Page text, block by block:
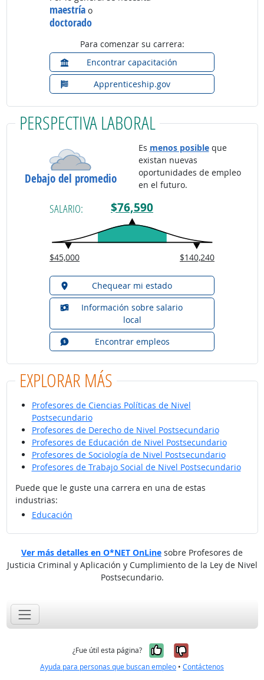
maestría o
doctorado
Para comenzar su carrera:
Encontrar capacitación
Apprenticeship.gov
PERSPECTIVA LABORAL
Debajo del promedio
Es menos posibleque
existan nuevas
oportunidades de empleo
en el futuro.
SALARIO: $76,590
$45,000 $140,240
Chequear mi estado
Información sobre salario
local
Encontrar empleos
EXPLORAR MÁS
Profesores de Ciencias Políticas de Nivel
Postsecundario
Profesores de Derecho de Nivel Postsecundario
Profesores de Educación de Nivel Postsecundario
Profesores de Sociología de Nivel Postsecundario
Profesores de Trabajo Social de Nivel Postsecundario
Puede que le guste una carrera en una de estas
industrias:
Educación
Ver más detalles en O*NET OnLine sobre Profesores de
Justicia Criminal y Aplicación y Cumplimiento de la Ley de Nivel
Postsecundario.
¿Fue útil esta página? Sí, fue útil
No, no fue
Ayuda para personas que buscan empleo • Contáctenos